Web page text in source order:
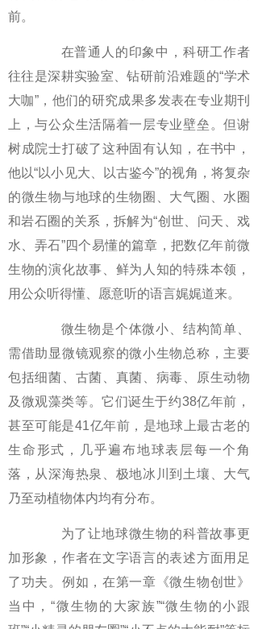
前。
在普通人的印象中，科研工作者
往往是深耕实验室、钻研前沿难题的“学术
大咖”，他们的研究成果多发表在专业期刊
上，与公众生活隔着一层专业壁垒。但谢
树成院士打破了这种固有认知，在书中，
他以“以小见大、以古鉴今”的视角，将复杂
的微生物与地球的生物圈、大气圈、水圈
和岩石圈的关系，拆解为“创世、问天、戏
水、弄石”四个易懂的篇章，把数亿年前微
生物的演化故事、鲜为人知的特殊本领，
用公众听得懂、愿意听的语言娓娓道来。
微生物是个体微小、结构简单、
需借助显微镜观察的微小生物总称，主要
包括细菌、古菌、真菌、病毒、原生动物
及微观藻类等。它们诞生于约38亿年前，
甚至可能是41亿年前，是地球上最古老的
生命形式，几乎遍布地球表层每一个角
落，从深海热泉、极地冰川到土壤、大气
乃至动植物体内均有分布。
为了让地球微生物的科普故事更
加形象，作者在文字语言的表述方面用足
了功夫。例如，在第一章《微生物创世》
当中，“微生物的大家族”“微生物的小跟